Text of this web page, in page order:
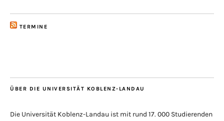
TERMINE
ÜBER DIE UNIVERSITÄT KOBLENZ-LANDAU
Die Universität Koblenz-Landau ist mit rund 17. 000 Studierenden